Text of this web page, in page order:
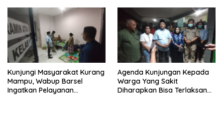
Kunjungi Masyarakat Kurang
Mampu, Wabup Barsel
Ingatkan Pelayanan
Agenda Kunjungan Kepada
Warga Yang Sakit
Diharapkan Bisa Terlaksana